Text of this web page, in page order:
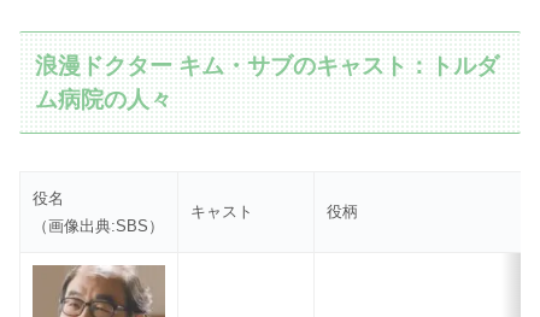
浪漫ドクター キム・サブのキャスト：トルダ
ム病院の人々
役名
（画像出典:SBS）
キャスト 役柄